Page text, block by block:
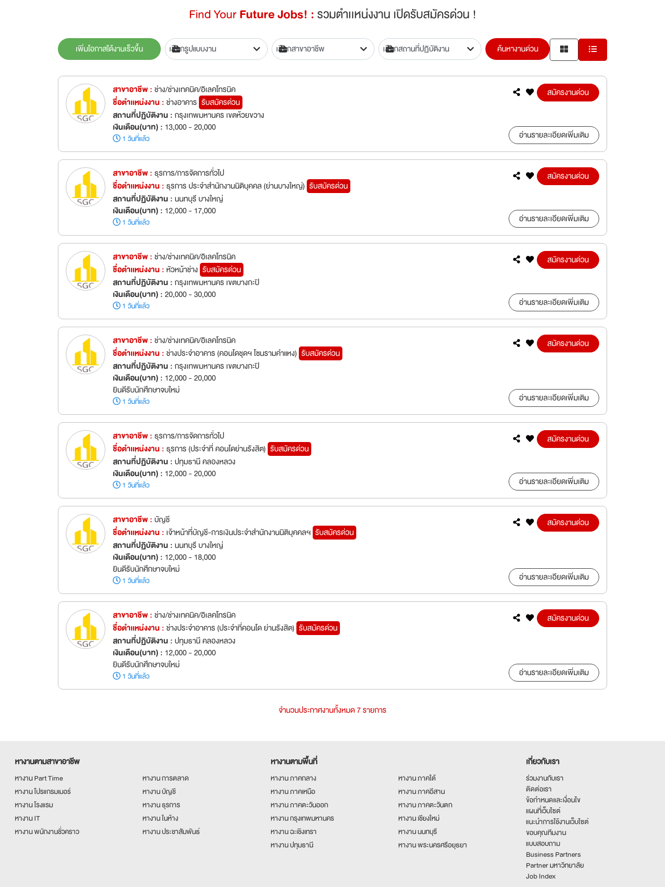
Find YourFuture Jobs! :รวมตำเเหน่งงาน เปิดรับสมัครด่วน !
เพิ่มโอกาสได้งานเร็วขึ้น ค้นหางานด่วน
สาขาอาชีพ :ช่าง/ช่างเทคนิค/อิเลคโทรนิค
ชื่อตำเเหน่งงาน :ช่างอาคาร รับสมัครด่วน
สถานที่ปฏิบัติงาน :กรุงเทพมหานคร เขตห้วยขวาง
เงินเดือน(บาท) : 13,000 - 20,000
1 วันที่แล้ว
สมัครงานด่วน
อ่านรายละเอียดเพิ่มเติม
สาขาอาชีพ : ธุรการ/การจัดการทั่วไป
ชื่อตำเเหน่งงาน : ธุรการ ประจำสำนักงานนิติบุคคล (ย่านบางใหญ่) รับสมัครด่วน
สถานที่ปฏิบัติงาน : นนทบุรี บางใหญ่
เงินเดือน(บาท) : 12,000 - 17,000
1 วันที่แล้ว
สมัครงานด่วน
อ่านรายละเอียดเพิ่มเติม
สาขาอาชีพ :ช่าง/ช่างเทคนิค/อิเลคโทรนิค
ชื่อตำเเหน่งงาน :หัวหน้าช่าง รับสมัครด่วน
สถานที่ปฏิบัติงาน :กรุงเทพมหานคร เขตบางกะปิ
เงินเดือน(บาท) :20,000 - 30,000
1 วันที่แล้ว
สมัครงานด่วน
อ่านรายละเอียดเพิ่มเติม
สาขาอาชีพ :ช่าง/ช่างเทคนิค/อิเลคโทรนิค
ชื่อตำเเหน่งงาน :ช่างประจำอาคาร (คอนโดชุดฯ โซนรามคำแหง) รับสมัครด่วน
สถานที่ปฏิบัติงาน :กรุงเทพมหานคร เขตบางกะปิ
เงินเดือน(บาท) : 12,000 - 20,000
ยินดีรับนักศึกษาจบใหม่
1 วันที่แล้ว
สมัครงานด่วน
อ่านรายละเอียดเพิ่มเติม
สาขาอาชีพ : ธุรการ/การจัดการทั่วไป
ชื่อตำเเหน่งงาน : ธุรการ (ประจำที่ คอนโดย่านรังสิต) รับสมัครด่วน
สถานที่ปฏิบัติงาน :ปทุมธานี คลองหลวง
เงินเดือน(บาท) : 12,000 - 20,000
1 วันที่แล้ว
สมัครงานด่วน
อ่านรายละเอียดเพิ่มเติม
สาขาอาชีพ :บัญชี
ชื่อตำเเหน่งงาน : เจ้าหน้าที่บัญชี-การเงินประจำสำนักงานนิติบุคคลฯ รับสมัครด่วน
สถานที่ปฏิบัติงาน : นนทบุรี บางใหญ่
เงินเดือน(บาท) : 12,000 - 18,000
ยินดีรับนักศึกษาจบใหม่
1 วันที่แล้ว
สมัครงานด่วน
อ่านรายละเอียดเพิ่มเติม
สาขาอาชีพ :ช่าง/ช่างเทคนิค/อิเลคโทรนิค
ชื่อตำเเหน่งงาน :ช่างประจำอาคาร (ประจำที่คอนโด ย่านรังสิต) รับสมัครด่วน
สถานที่ปฏิบัติงาน :ปทุมธานี คลองหลวง
เงินเดือน(บาท) : 12,000 - 20,000
ยินดีรับนักศึกษาจบใหม่
1 วันที่แล้ว
สมัครงานด่วน
อ่านรายละเอียดเพิ่มเติม
จำนวนประกาศงานทั้งหมด 7 รายการ
หางานตามสาขาอาชีพ
หางาน Part Time
หางาน การตลาด
หางาน โปรแกรมเมอร์
หางาน บัญชี
หางาน โรงแรม
หางาน ธุรการ
หางาน IT
หางาน ในห้าง
หางาน พนักงานชั่วคราว
หางาน ประชาสัมพันธ์
หางานตามพื้นที่
หางาน ภาคกลาง
หางาน ภาคใต้
หางาน ภาคเหนือ
หางาน ภาคอีสาน
หางาน ภาคตะวันออก
หางาน ภาคตะวันตก
หางาน กรุงเทพมหานคร
หางาน เชียงใหม่
หางาน ฉะเชิงเทรา
หางาน นนทบุรี
หางาน ปทุมธานี
หางาน พระนครศรีอยุธยา
เกี่ยวกับเรา
ร่วมงานกับเรา
ติดต่อเรา
ข้อกำหนดและเงื่อนไข
แผนที่เว็บไซต์
แนะนำการใช้งานเว็บไซต์
ขอบคุณทีมงาน
แบบสอบถาม
Business Partners
Partner มหาวิทยาลัย
Job Index